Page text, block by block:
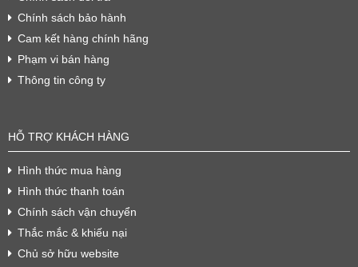
Chính sách bảo hành
Cam kết hàng chính hãng
Phạm vi bán hàng
Thông tin công ty
HỖ TRỢ KHÁCH HÀNG
Hình thức mua hàng
Hình thức thanh toán
Chính sách vận chuyển
Thắc mắc & khiếu nại
Chủ sở hữu website